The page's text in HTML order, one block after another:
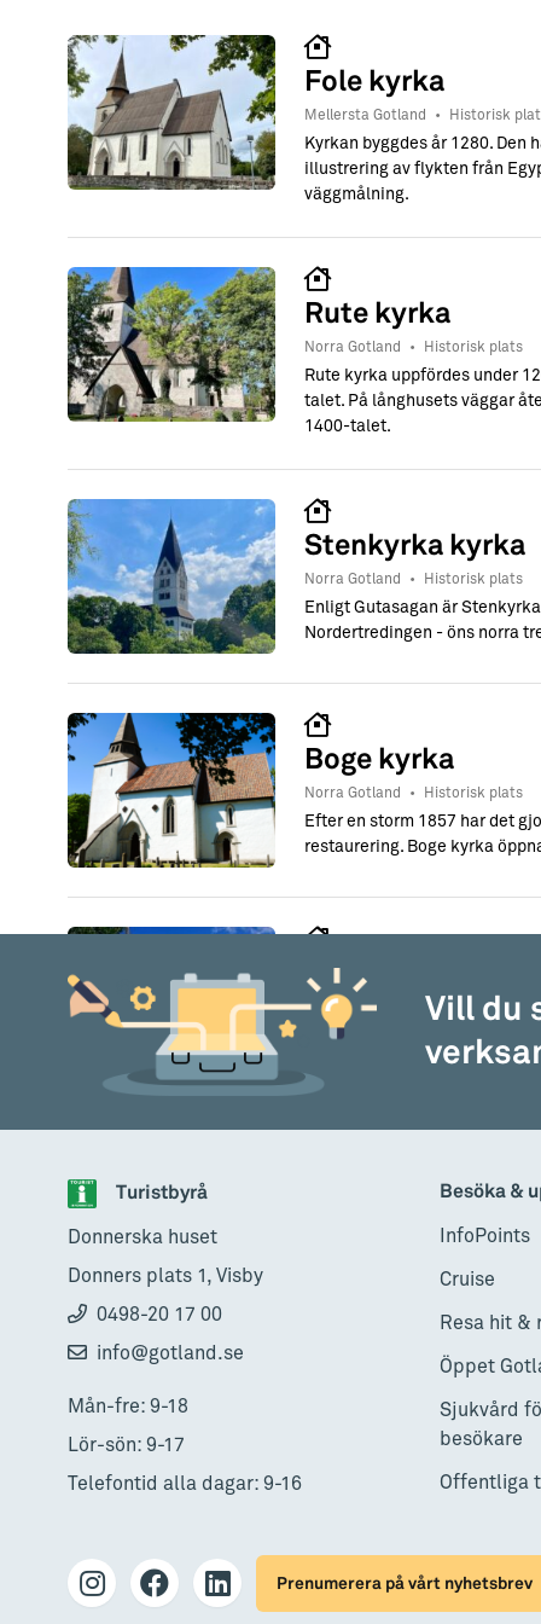
Barn & Familj
Fole kyrka
Mellersta Gotland • Historisk
Kyrkan byggdes år 1280. Den
illustrering av flykten från
väggmålning.
Rute kyrka
Norra Gotland • Historisk plats
Rute kyrka uppfördes under
talet. På långhusets väggar
1400-talet.
Stenkyrka kyrka
Norra Gotland • Historisk plats
Enligt Gutasagan är
Nordertredingen - öns norra
Boge kyrka
Norra Gotland • Historisk plats
Efter en storm 1857 har det
restaurering. Boge kyrka
Hellvi kyrka
Norra Gotland Historisk plats
”Lafransmäster Botvids son
en runinskrift i korportalen.
Bunge kyrka
målningar som talat till
2 15
Vill du
Turistbyrå
Donnerska huset
Donners plats 1, Visby
0498-20 17 00
info@gotland.se
Mån-fre: 9-18
Lör-sön: 9-17
Telefontid alla dagar: 9-16
Besöka &
InfoPoints
Cruise
Resa hit &
Öppet
Sjukvård
besökare
Offentliga
Prenumerera på vårt nyhetsbrev